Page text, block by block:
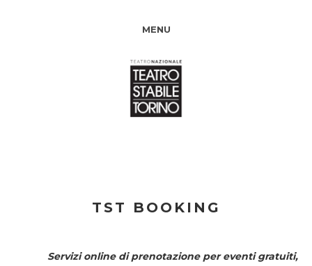
MENU
TST BOOKING
Servizi online di prenotazione per eventi gratuiti,